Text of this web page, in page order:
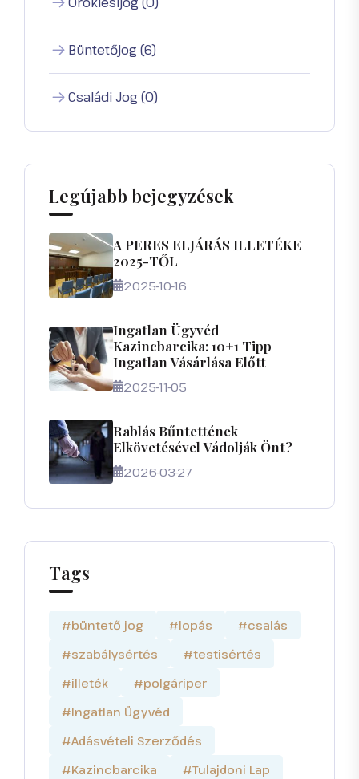
Büntetőjog (6)
Családi Jog (0)
Legújabb bejegyzések
A PERES ELJÁRÁS ILLETÉKE
2025-TŐL
2025-10-16
Ingatlan Ügyvéd
Kazincbarcika: 10+1 Tipp
Ingatlan Vásárlása Előtt
2025-11-05
Rablás Bűntettének
Elkövetésével Vádolják Önt?
2026-03-27
Tags
#büntető jog #lopás
#csalás
#szabálysértés
#testisértés
#illeték
#polgáriper
#Ingatlan Ügyvéd
#Adásvételi Szerződés
#Kazincbarcika
#Tulajdoni Lap